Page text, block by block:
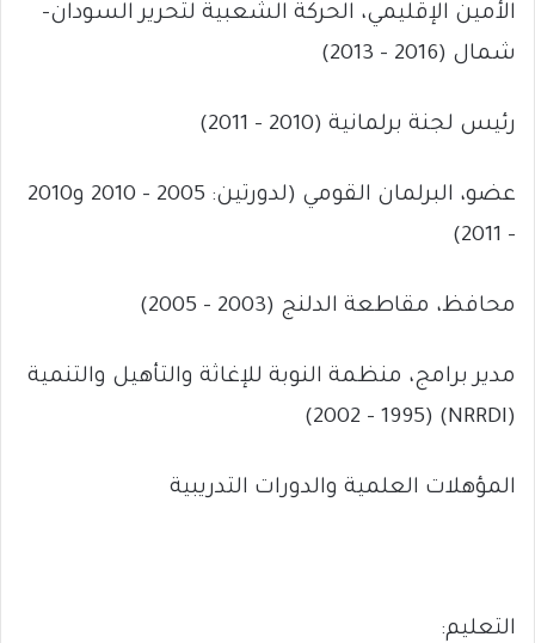
الأمين الإقليمي، الحركة الشعبية لتحرير السودان-
شمال (2016 – 2013)
رئيس لجنة برلمانية (2010 – 2011)
عضو، البرلمان القومي (لدورتين: 2005 – 2010 و2010
– 2011)
محافظ، مقاطعة الدلنج (2003 – 2005)
مدير برامج، منظمة النوبة للإغاثة والتأهيل والتنمية
(NRRDI) (2002 – 1995)
المؤهلات العلمية والدورات التدريبية
التعليم: